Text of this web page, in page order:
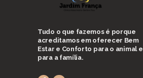
Tudo o que fazemos é porque
acreditamos em oferecer Bem
Estar e Conforto para o animal e
para a família.